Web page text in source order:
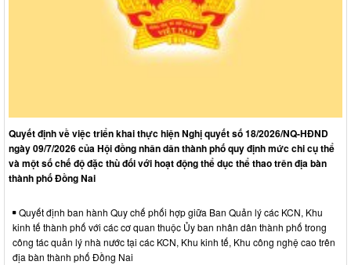
Quyết định về việc triển khai thực hiện Nghị quyết số 18/2026/NQ-HĐND
ngày 09/7/2026 của Hội đồng nhân dân thành phố quy định mức chi cụ thể
và một số chế độ đặc thù đối với hoạt động thể dục thể thao trên địa bàn
thành phố Đồng Nai
Quyết định ban hành Quy chế phối hợp giữa Ban Quản lý các KCN, Khu
kinh tế thành phố với các cơ quan thuộc Ủy ban nhân dân thành phố trong
công tác quản lý nhà nước tại các KCN, Khu kinh tế, Khu công nghệ cao trên
địa bàn thành phố Đồng Nai